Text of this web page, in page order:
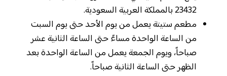
23432 بالمملكة العربية السعودية.
مطعم ستيتة يعمل من يوم الأحد حتى يوم السبت
من الساعة الواحدة مساءً حتى الساعة الثانية عشر
صباحاً، ويوم الجمعة يعمل من الساعة الواحدة بعد
الظهر حتى الساعة الثانية صباحاً.